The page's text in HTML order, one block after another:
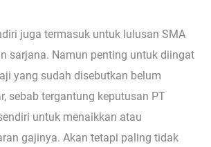
juga termasuk untuk lulusan SMA
sarjana. Namun penting untuk diingat
yang sudah disebutkan belum
sebab tergantung keputusan PT
untuk menaikkan atau
gajinya. Akan tetapi paling tidak